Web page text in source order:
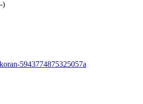
)
5943774875325057a